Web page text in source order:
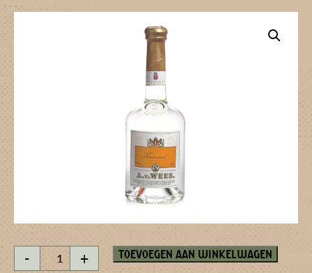
-
Kummel
Likeur
+ Toevoegen aan winkelwagen